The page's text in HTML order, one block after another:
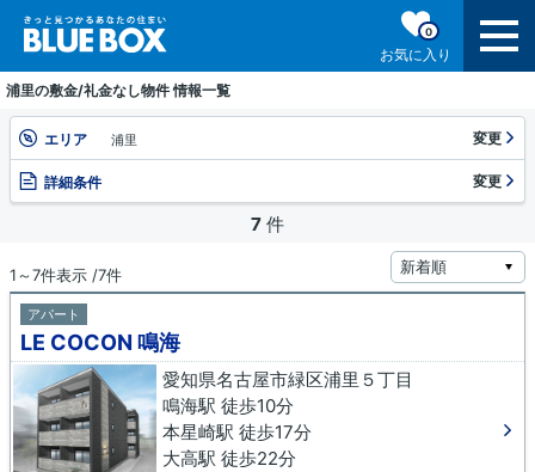
お気に入り
0
浦里の敷金/礼金なし物件 情報一覧
エリア 浦里 変更
詳細条件 変更
7 件
1～7件表示 /7件
アパート
LE COCON 鳴海
愛知県名古屋市緑区浦里５丁目
鳴海駅 徒歩10分
本星崎駅 徒歩17分
大高駅 徒歩22分